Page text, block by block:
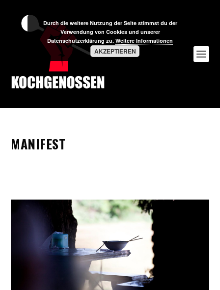
MANIFEST
Durch die weitere Nutzung der Seite stimmst du der
Verwendung von Cookies und unserer
Datenschutzerklärung zu. Weitere Informationen
AKZEPTIEREN